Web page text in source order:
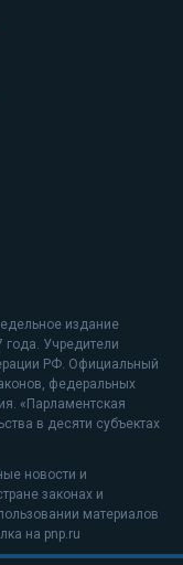
издание
Учредители
РФ. Официальный
федеральных
«Парламентская
в десяти субъектах
новости и
законах и
материалов
на pnp.ru